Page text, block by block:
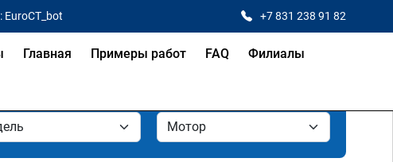
EuroCT_bot +7 831 238 91 82
Главная Примеры работ FAQ Филиалы